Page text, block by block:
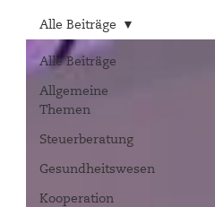
Alle Beiträge
Allgemeine
Themen
Steuerberatung
Gesundheitswesen
Kooperation
Alle Beiträge